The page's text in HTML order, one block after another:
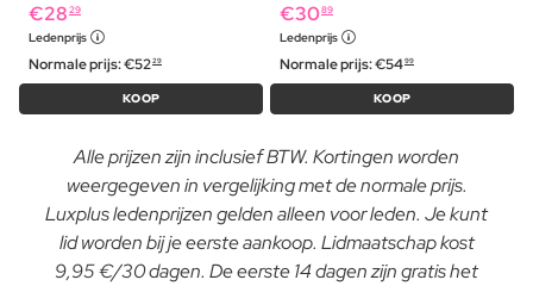
€28 29
Ledenprijs
Normale prijs:€5229
KOOP
€3089
Ledenprijs
Normale prijs:€5499
KOOP
Alle prijzen zijn inclusief BTW. Kortingen worden
weergegeven in vergelijking met de normale prijs.
Luxplus ledenprijzen gelden alleen voor leden. Je kunt
lid worden bij je eerste aankoop. Lidmaatschap kost
9,95 €/30 dagen. De eerste 14 dagen zijn gratis het